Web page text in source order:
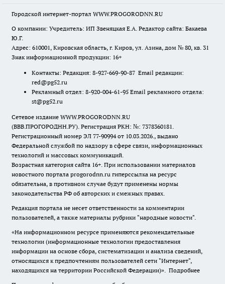
Городской интернет-портал WWW.PROGORODNN.RU
О компании: Учредитель: ИП Звеняцкая Е.А. Редактор сайта: Бакаева
Ю.Г.
Адрес: 610001, Кировская область, г. Киров, ул. Азина, дом № 80, кв. 31
Знак информационной продукции: 16+
Контакты: Редакция: 8-927-669-90-87 Email редакции:
red@pg52.ru
Рекламный отдел: 8-920-004-61-95 Email рекламного отдела:
st@pg52.ru
Сетевое издание WWW.PROGORODNN.RU
(ВВВ.ПРОГОРОДНН.РУ). Регистрация РКН: №: 7378360181.
Регистрационный номер ЭЛ 77-90994 от 10.03.2026., выдано
Федеральной службой по надзору в сфере связи, информационных
технологий и массовых коммуникаций.
Возрастная категория сайта 16+. При использовании материалов
новостного портала progorodnn.ru гиперссылка на ресурс
обязательна, в противном случае будут применены нормы
законодательства РФ об авторских и смежных правах.
Редакция портала не несет ответственности за комментарии
пользователей, а также материалы рубрики "народные новости".
«На информационном ресурсе применяются рекомендательные
технологии (информационные технологии предоставления
информации на основе сбора, систематизации и анализа сведений,
относящихся к предпочтениям пользователей сети "Интернет",
находящихся на территории Российской Федерации)». Подробнее